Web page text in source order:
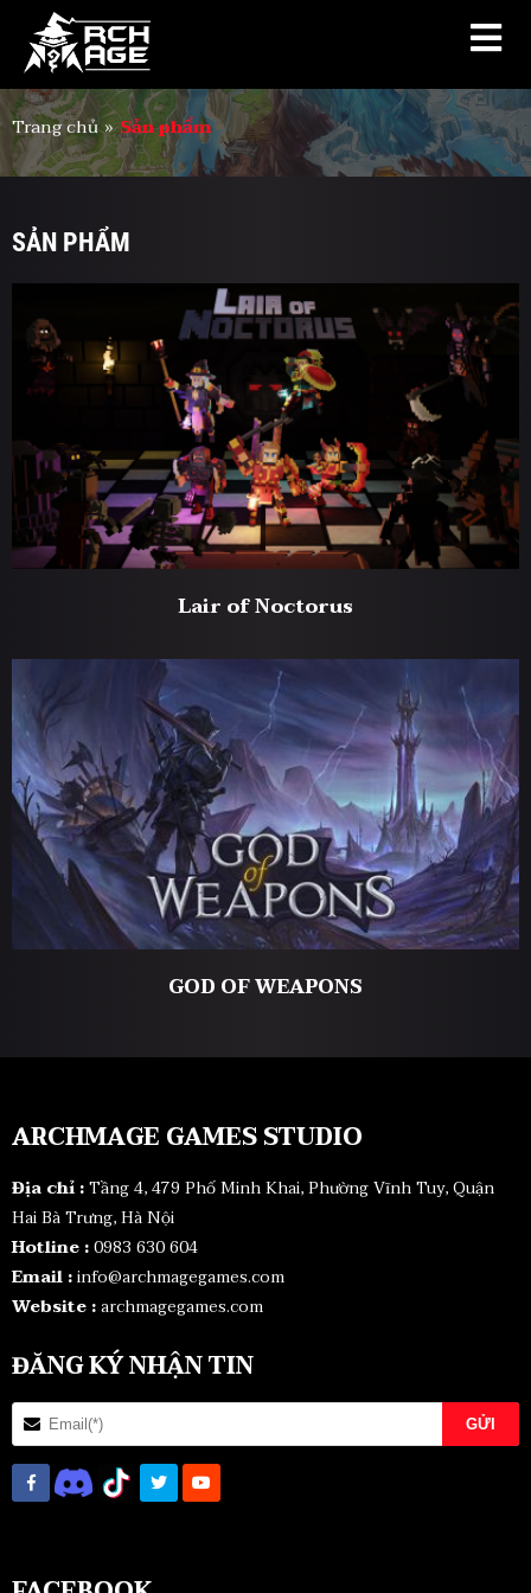
Trang chủ»Sản phẩm
SẢN PHẨM
Lair of Noctorus
GOD OF WEAPONS
ARCHMAGE GAMES STUDIO
Địa chỉ :Tầng 4, 479 Phố Minh Khai, Phường Vĩnh Tuy, Quận
Hai Bà Trưng, Hà Nội
Hotline :0983 630 604
Email :info@archmagegames.com
Website :archmagegames.com
ĐĂNG KÝ NHẬN TIN